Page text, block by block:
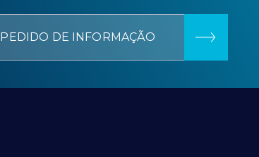
PEDIDO DE INFORMAÇÃO